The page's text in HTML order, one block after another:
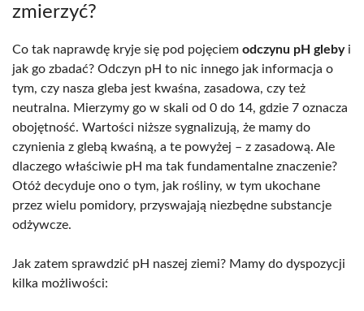
zmierzyć?
Co tak naprawdę kryje się pod pojęciem odczynu pH glebyi
jak go zbadać? Odczyn pH to nic innego jak informacja o
tym, czy nasza gleba jest kwaśna, zasadowa, czy też
neutralna. Mierzymy go w skali od 0 do 14, gdzie 7 oznacza
obojętność. Wartości niższe sygnalizują, że mamy do
czynienia z glebą kwaśną, a te powyżej – z zasadową. Ale
dlaczego właściwie pH ma tak fundamentalne znaczenie?
Otóż decyduje ono o tym, jak rośliny, w tym ukochane
przez wielu pomidory, przyswajają niezbędne substancje
odżywcze.
Jak zatem sprawdzić pH naszej ziemi? Mamy do dyspozycji
kilka możliwości: